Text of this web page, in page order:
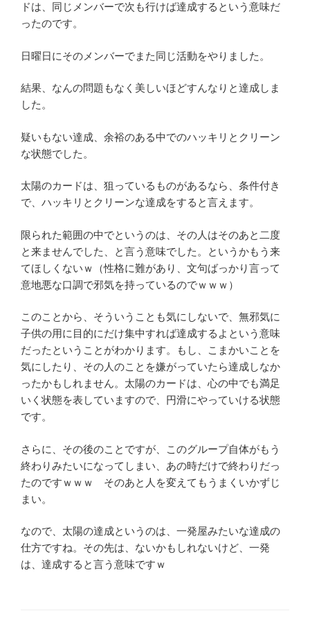
ドは、同じメンバーで次も行けば達成するという意味だ
ったのです。
日曜日にそのメンバーでまた同じ活動をやりました。
結果、なんの問題もなく美しいほどすんなりと達成しま
した。
疑いもない達成、余裕のある中でのハッキリとクリーン
な状態でした。
太陽のカードは、狙っているものがあるなら、条件付き
で、ハッキリとクリーンな達成をすると言えます。
限られた範囲の中でというのは、その人はそのあと二度
と来ませんでした、と言う意味でした。というかもう来
てほしくないｗ（性格に難があり、文句ばっかり言って
意地悪な口調で邪気を持っているのでｗｗｗ）
このことから、そういうことも気にしないで、無邪気に
子供の用に目的にだけ集中すれば達成するよという意味
だったということがわかります。もし、こまかいことを
気にしたり、その人のことを嫌がっていたら達成しなか
ったかもしれません。太陽のカードは、心の中でも満足
いく状態を表していますので、円滑にやっていける状態
です。
さらに、その後のことですが、このグループ自体がもう
終わりみたいになってしまい、あの時だけで終わりだっ
たのですｗｗｗ そのあと人を変えてもうまくいかずじ
まい。
なので、太陽の達成というのは、一発屋みたいな達成の
仕方ですね。その先は、ないかもしれないけど、一発
は、達成すると言う意味ですｗ